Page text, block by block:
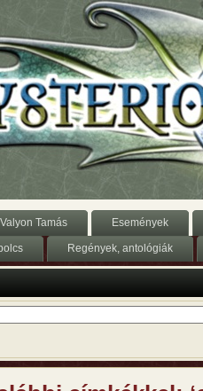
Tamás Események
Regények, antológiák